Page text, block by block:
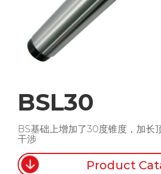
BSL30
BS基础上增加了30度锥度，加长
干涉
Product